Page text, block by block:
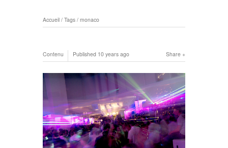
Accueil / Tags / monaco
Share
Contenu Published 10 years ago